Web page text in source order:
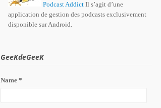
Podcast AddictIl s’agit d’une
application de gestion des podcasts exclusivement
disponible sur Android.
GeeKdeGeeK
Name *